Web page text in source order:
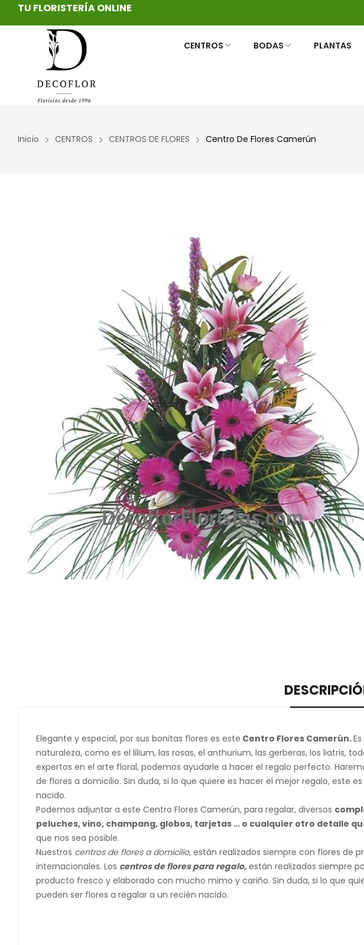
TU FLORISTERÍA ONLINE
CENTROS
CENTROS DE FLORES
BODAS
RAMOS DE NOVIA PRESERVADOS
PLANTAS
CENTROS FUNERARIOS
Inicio CENTROS CENTROS DE FLORES Centro De Flores Camerún
Elegante y especial, por sus bonitas flores es este Centro Flores Camerún.
naturaleza, como es el lilium, las rosas, el anthurium, las gerberas, los liatris,
expertos en el arte floral, podemos ayudarle a hacer el regalo perfecto.
de flores a domicilio. Sin duda, si lo que quiere es hacer el mejor regalo, este
nacido.
Podemos adjuntar a este Centro Flores Camerún, para regalar, diversos
peluches, vino, champang, globos, tarjetas … o cualquier otro detalle
que nos sea posible.
Nuestros centros de flores a domicilio, están realizados siempre con flores de
internacionales. Los centros de flores para regalo, están realizados siempre
producto fresco y elaborado con mucho mimo y cariño. Sin duda, si lo que
pueden ser flores a regalar a un recién nacido.